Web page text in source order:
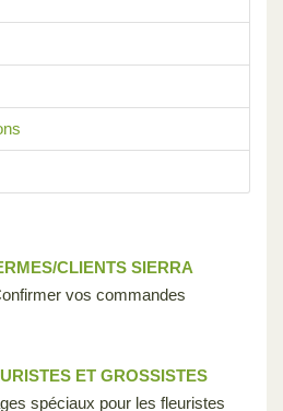
CLIENTS SIERRA
vos commandes
ET GROSSISTES
spéciaux pour les fleuristes